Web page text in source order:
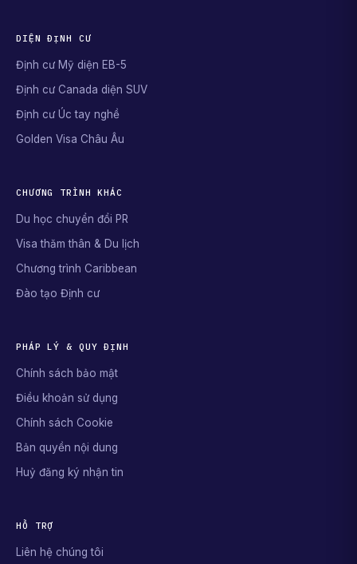
DIỆN ĐỊNH CƯ
Định cư Mỹ diện EB-5
Định cư Canada diện SUV
Định cư Úc tay nghề
Golden Visa Châu Âu
CHƯƠNG TRÌNH KHÁC
Du học chuyển đổi PR
Visa thăm thân & Du lịch
Chương trình Caribbean
Đào tạo Định cư
PHÁP LÝ & QUY ĐỊNH
Chính sách bảo mật
Điều khoản sử dụng
Chính sách Cookie
Bản quyền nội dung
Huỷ đăng ký nhận tin
HỖ TRỢ
Liên hệ chúng tôi